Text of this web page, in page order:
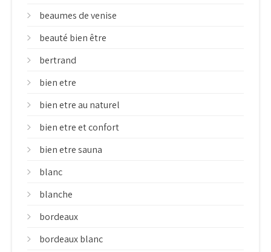
beaumes de venise
beauté bien être
bertrand
bien etre
bien etre au naturel
bien etre et confort
bien etre sauna
blanc
blanche
bordeaux
bordeaux blanc